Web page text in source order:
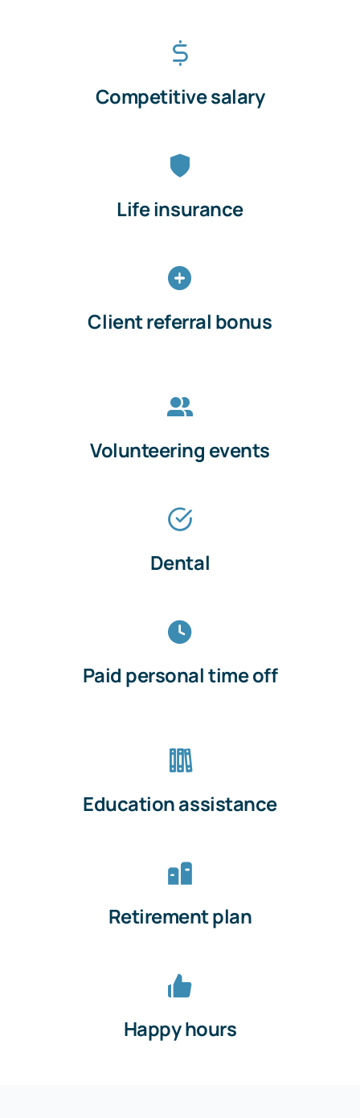
Competitive salary
Life insurance
Client referral bonus
Volunteering events
Dental
Paid personal time off
Education assistance
Retirement plan
Happy hours